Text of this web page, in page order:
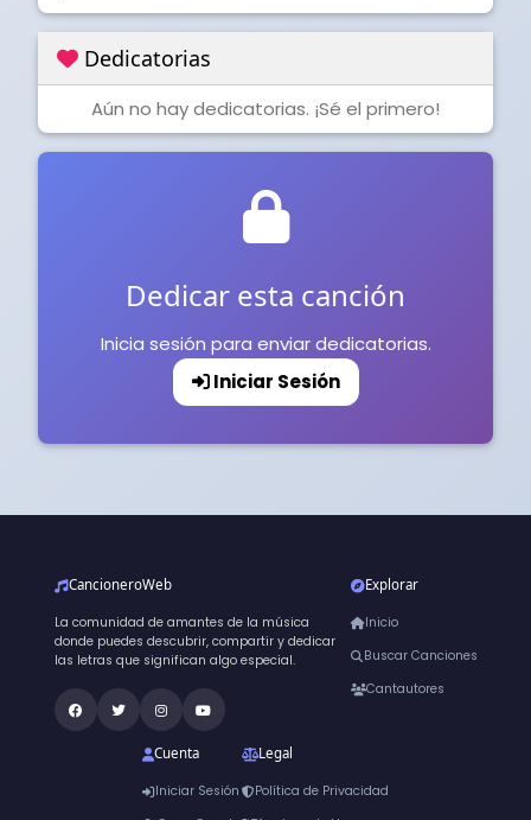
Dedicatorias
Aún no hay dedicatorias. ¡Sé el primero!
Dedicar esta canción
Inicia sesión para enviar dedicatorias.
Iniciar Sesión
CancioneroWeb
La comunidad de amantes de la música
donde puedes descubrir, compartir y dedicar
las letras que significan algo especial.
Explorar
Inicio
Buscar Canciones
Cantautores
Cuenta
Iniciar Sesión
Legal
Política de Privacidad